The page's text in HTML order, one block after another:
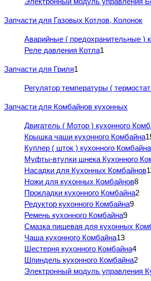
Запчасти для Газовых Котлов, Колонок
Аварийные ( предохранительные )
Реле давления Котла1
Запчасти для Гриля1
Регулятор температуры (
Запчасти для Комбайнов кухонных
Двигатель ( Мотор ) кухонного
Крышка чаши кухонного Комбайна
Куплер ( шток ) кухонного Комбайна
Муфты-втулки шнека Кухонного
Насадки для Кухонных Комбайнов
Ножи для кухонных Комбайнов8
Прокладки кухонного Комбайна2
Редуктор кухонного Комбайна9
Ремень кухонного Комбайна9
Смазка пищевая для кухонных
Чаша кухонного Комбайна13
Шестерня кухонного Комбайна4
Шпиндель кухонного Комбайна2
Электронный модуль управления